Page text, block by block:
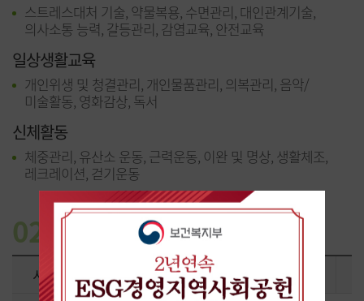
스트레스대처 기술, 약물복용, 수면관리, 대인관계기술,
의사소통 능력, 갈등관리, 감염교육, 안전교육
일상생활교육
개인위생 및 청결관리, 개인물품관리, 의복관리, 음악/
미술활동, 영화감상, 독서
신체활동
체중관리, 유산소 운동, 근력운동, 이완 및 명상, 생활체조,
레크레이션, 걷기운동
02 주간프로그램
시간 월 화 수